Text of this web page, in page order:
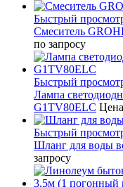
Быстрый
Смеситель
по запросу
Быстрый
Лампа
G1TV80ELC
Быстрый
Шланг для воды
запросу